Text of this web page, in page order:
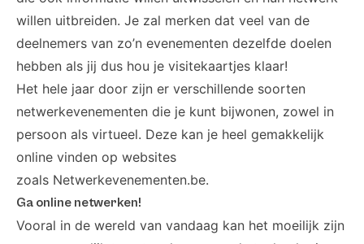
willen uitbreiden. Je zal merken dat veel van de
deelnemers van zo’n evenementen dezelfde doelen
hebben als jij dus hou je visitekaartjes klaar!
Het hele jaar door zijn er verschillende soorten
netwerkevenementen die je kunt bijwonen, zowel in
persoon als virtueel. Deze kan je heel gemakkelijk
online vinden op websites
zoals Netwerkevenementen.be.
Ga online netwerken!
Vooral in de wereld van vandaag kan het moeilijk zijn